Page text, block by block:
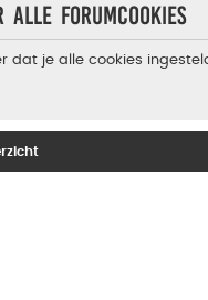
alle forumcookies
dat je alle cookies